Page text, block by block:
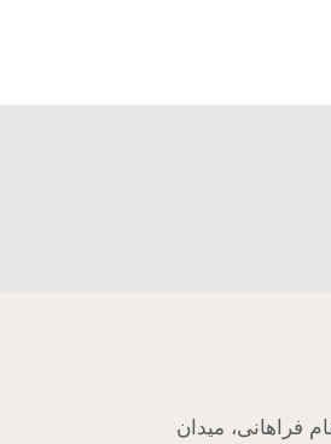
فراهانی، میدان